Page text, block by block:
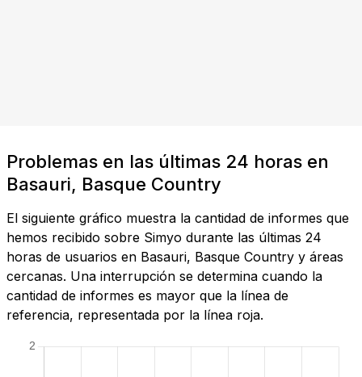
Problemas en las últimas 24 horas en
Basauri, Basque Country
El siguiente gráfico muestra la cantidad de informes que
hemos recibido sobre Simyo durante las últimas 24
horas de usuarios en Basauri, Basque Country y áreas
cercanas. Una interrupción se determina cuando la
cantidad de informes es mayor que la línea de
referencia, representada por la línea roja.